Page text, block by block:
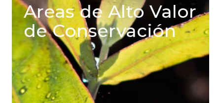
Areas de Alto Valor
de Conservación